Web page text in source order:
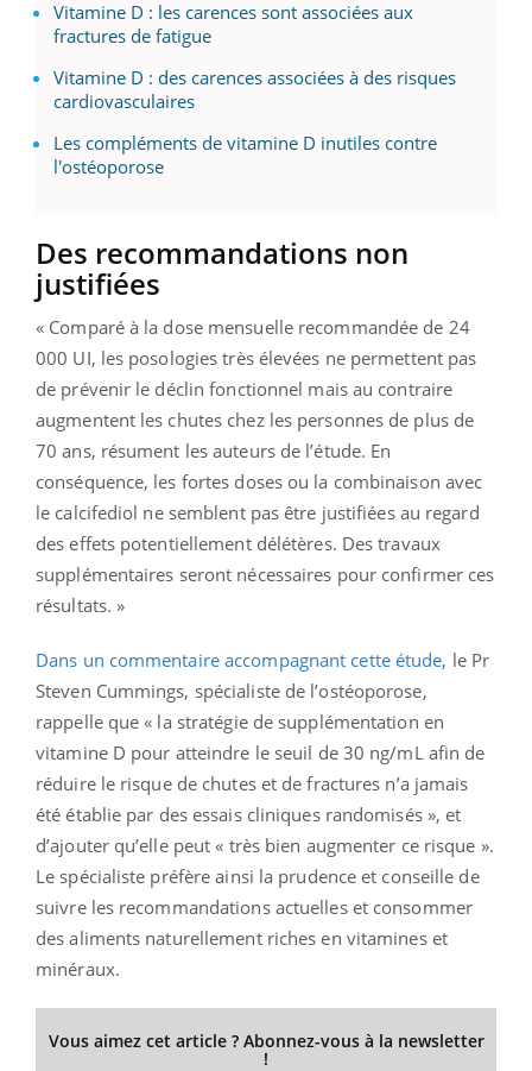
Vitamine D : les carences sont associées aux
fractures de fatigue
Vitamine D : des carences associées à des risques
cardiovasculaires
Les compléments de vitamine D inutiles contre
l'ostéoporose
Des recommandations non
justifiées
« Comparé à la dose mensuelle recommandée de 24
000 UI, les posologies très élevées ne permettent pas
de prévenir le déclin fonctionnel mais au contraire
augmentent les chutes chez les personnes de plus de
70 ans, résument les auteurs de l’étude. En
conséquence, les fortes doses ou la combinaison avec
le calcifediol ne semblent pas être justifiées au regard
des effets potentiellement délétères. Des travaux
supplémentaires seront nécessaires pour confirmer ces
résultats. »
Dans un commentaire accompagnant cette étude, le Pr
Steven Cummings, spécialiste de l’ostéoporose,
rappelle que « la stratégie de supplémentation en
vitamine D pour atteindre le seuil de 30 ng/mL afin de
réduire le risque de chutes et de fractures n’a jamais
été établie par des essais cliniques randomisés », et
d’ajouter qu’elle peut « très bien augmenter ce risque ».
Le spécialiste préfère ainsi la prudence et conseille de
suivre les recommandations actuelles et consommer
des aliments naturellement riches en vitamines et
minéraux.
Vous aimez cet article ? Abonnez-vous à la newsletter
!